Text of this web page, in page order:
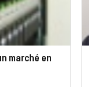
marché en